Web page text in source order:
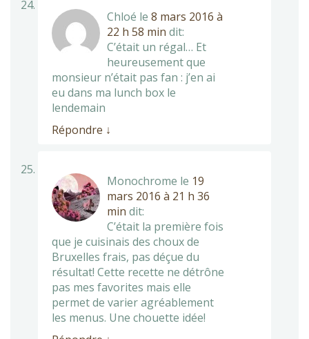
Chloé le 8 mars 2016 à
22 h 58 min dit:
C’était un régal… Et
heureusement que
monsieur n’était pas fan : j’en ai
eu dans ma lunch box le
lendemain
Répondre ↓
Monochrome le 19
mars 2016 à 21 h 36
min dit:
C’était la première fois
que je cuisinais des choux de
Bruxelles frais, pas déçue du
résultat! Cette recette ne détrône
pas mes favorites mais elle
permet de varier agréablement
les menus. Une chouette idée!